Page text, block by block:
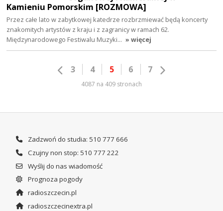
Kamieniu Pomorskim [ROZMOWA]
Przez całe lato w zabytkowej katedrze rozbrzmiewać będą koncerty
znakomitych artystów z kraju i z zagranicy w ramach 62.
Międzynarodowego Festiwalu Muzyki… » więcej
3 4 5 6 7
4087 na 409 stronach
Zadzwoń do studia: 510 777 666
Czujny non stop: 510 777 222
Wyślij do nas wiadomość
Prognoza pogody
radioszczecin.pl
radioszczecinextra.pl